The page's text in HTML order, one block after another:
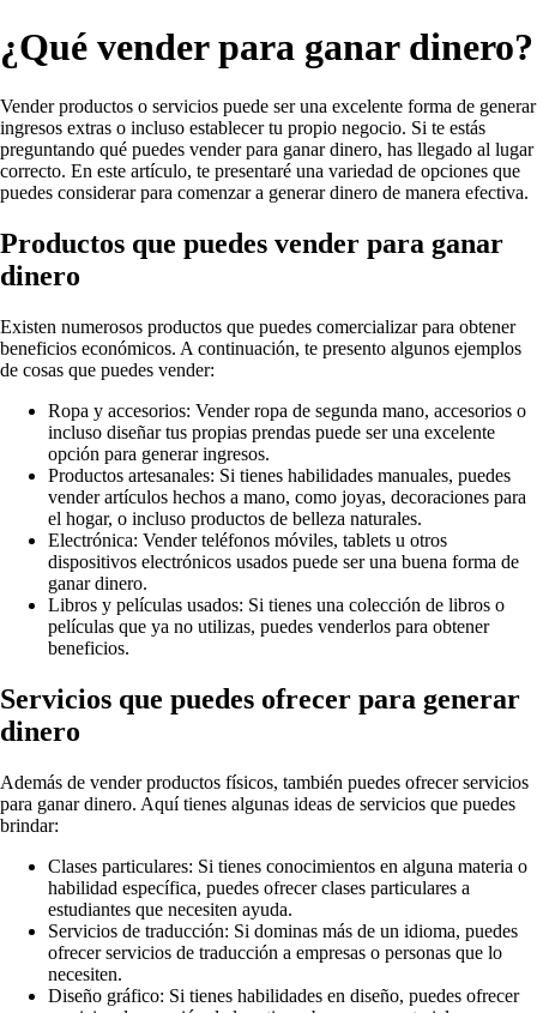
¿Qué vender para ganar dinero?
Vender productos o servicios puede ser una excelente forma de generar
ingresos extras o incluso establecer tu propio negocio. Si te estás
preguntando qué puedes vender para ganar dinero, has llegado al lugar
correcto. En este artículo, te presentaré una variedad de opciones que
puedes considerar para comenzar a generar dinero de manera efectiva.
Productos que puedes vender para ganar
dinero
Existen numerosos productos que puedes comercializar para obtener
beneficios económicos. A continuación, te presento algunos ejemplos
de cosas que puedes vender:
Ropa y accesorios: Vender ropa de segunda mano, accesorios o
incluso diseñar tus propias prendas puede ser una excelente
opción para generar ingresos.
Productos artesanales: Si tienes habilidades manuales, puedes
vender artículos hechos a mano, como joyas, decoraciones para
el hogar, o incluso productos de belleza naturales.
Electrónica: Vender teléfonos móviles, tablets u otros
dispositivos electrónicos usados puede ser una buena forma de
ganar dinero.
Libros y películas usados: Si tienes una colección de libros o
películas que ya no utilizas, puedes venderlos para obtener
beneficios.
Servicios que puedes ofrecer para generar
dinero
Además de vender productos físicos, también puedes ofrecer servicios
para ganar dinero. Aquí tienes algunas ideas de servicios que puedes
brindar:
Clases particulares: Si tienes conocimientos en alguna materia o
habilidad específica, puedes ofrecer clases particulares a
estudiantes que necesiten ayuda.
Servicios de traducción: Si dominas más de un idioma, puedes
ofrecer servicios de traducción a empresas o personas que lo
necesiten.
Diseño gráfico: Si tienes habilidades en diseño, puedes ofrecer